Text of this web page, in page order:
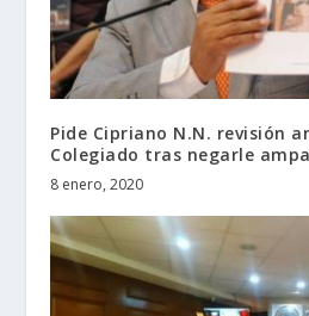
Pide Cipriano N.N. revisión
Colegiado tras negarle
8 enero, 2020